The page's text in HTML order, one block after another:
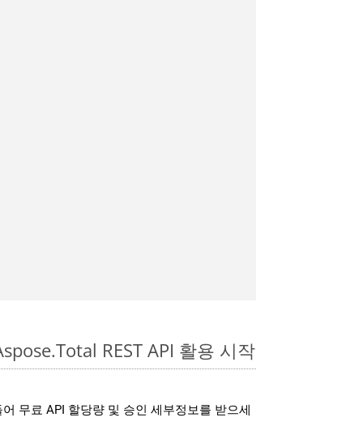
REST API 활용 시작
무료 API 할당량 및 승인 세부정보를 받으세